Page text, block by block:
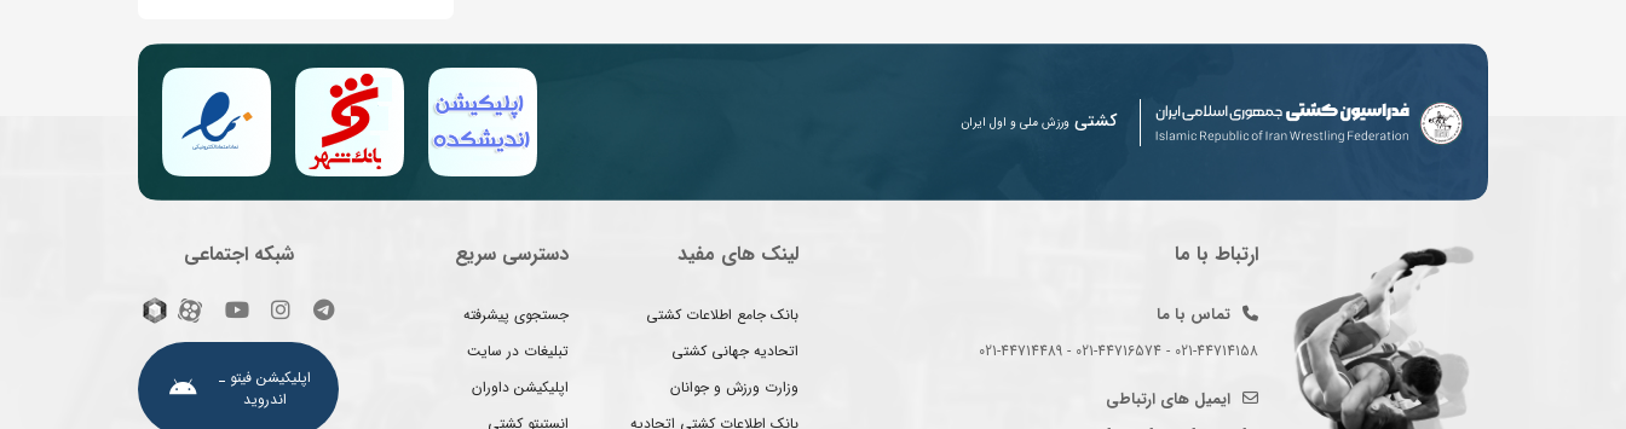
کشتی ورزش ملی و اول ایران
ارتباط با ما
تماس با ما
021-44714158 - 021-44716574 - 021-44714489
ایمیل های ارتباطی
لینک های مفید
بانک جامع اطلاعات کشتی
اتحادیه جهانی کشتی
وزارت ورزش و جوانان
بانک اطلاعات کشتی اتحادیه
دسترسی سریع
جستجوی پیشرفته
تبلیغات در سایت
اپلیکیشن داوران
انستیتو کشتی
شبکه اجتماعی
اپلیکیشن فیتو ـ
اندروید